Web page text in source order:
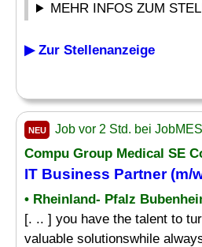
MEHR INFOS ZUM
▶ Zur Stellenanzeige
NEU Job vor 2 Std. bei
Compu Group Medical SE
IT Business Partner (m/
• Rheinland- Pfalz
[. .. ] you have the talent to
valuable solutionswhile